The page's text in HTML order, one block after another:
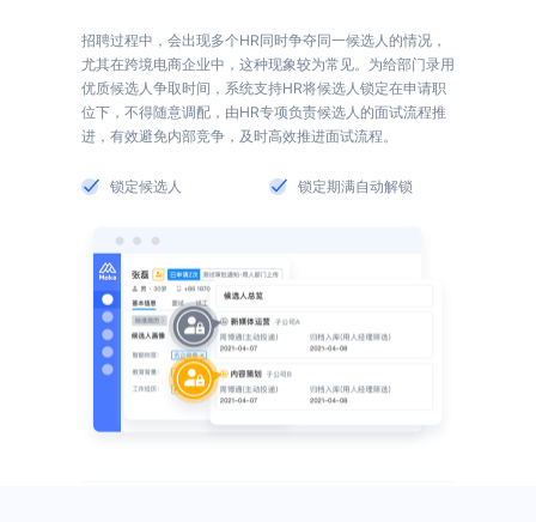
招聘过程中，会出现多个HR同时争夺同一候选人的情况，
尤其在跨境电商企业中，这种现象较为常见。为给部门录用
优质候选人争取时间，系统支持HR将候选人锁定在申请职
位下，不得随意调配，由HR专项负责候选人的面试流程推
锁定候选人 锁定期满自动解锁